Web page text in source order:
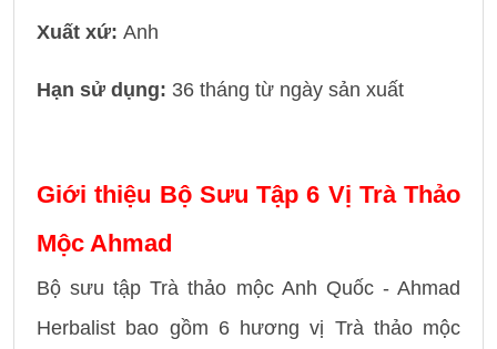
Xuất xứ: Anh
Hạn sử dụng: 36 tháng từ ngày sản xuất
Giới thiệu Bộ Sưu Tập 6 Vị Trà Thảo
Mộc Ahmad
Bộ sưu tập Trà thảo mộc Anh Quốc - Ahmad
Herbalist bao gồm 6 hương vị Trà thảo mộc